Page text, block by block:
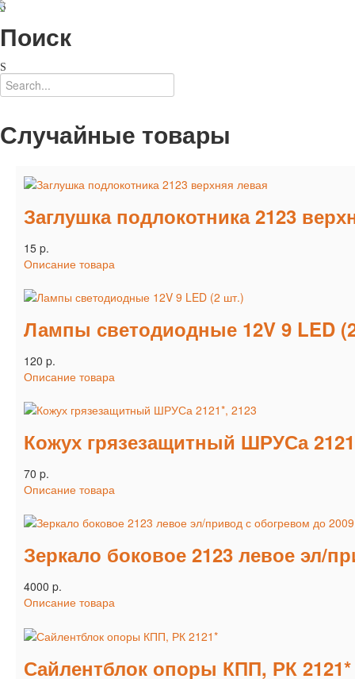
Поиск
Случайные товары
Заглушка подлокотника 2123
15 p.
Описание товара
Лампы светодиодные 12V 9 LED
120 p.
Описание товара
Кожух грязезащитный ШРУСа
70 p.
Описание товара
Зеркало боковое 2123 левое эл/
4000 p.
Описание товара
Сайлентблок опоры КПП, РК 2121*